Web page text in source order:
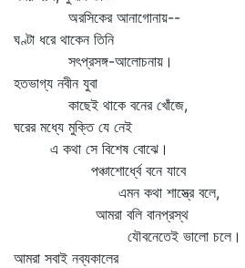
অরসিকের আনাগোনায়--
ঘণ্টা ধরে থাকেন তিনি
সৎপ্রসঙ্গ-আলোচনায়।
হতভাগ্য নবীন যুবা
কাছেই থাকে বনের খোঁজে,
ঘরের মধ্যে মুক্তি যে নেই
এ কথা সে বিশেষ বোঝে।
পঞ্চাশোর্ধ্বে বনে যাবে
এমন কথা শাস্ত্রে বলে,
আমরা বলি বানপ্রস্থ
যৌবনেতেই ভালো চলে।
আমরা সবাই নব্যকালের